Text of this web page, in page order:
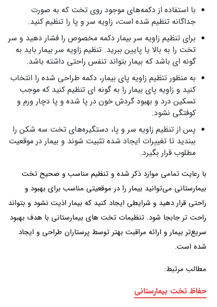
با استفاده از دکمه‌های موجود روی تخت که به صورت
جداگانه تنظیم شده است، زاویه سر و پا را تنظیم کنید.
برای تنظیم زاویه سر بیمار دکمه مخصوص را فشار دهید و سر
تخت را به بالا یا پایین ببرید. تنظیم زاویه سر بیمار باید به
گونه ای باشد که بیمار بتواند تنفس راحتی داشته باشد.
به منظور تنظیم زاویه پای بیمار، دکمه طراحی شده را انتخاب
کنید و زاویه پای بیمار را به گونه ای تنظیم کنید که موجب
تسکین درد و بهبود گردش خون در پا شده و پا دچار ورم و
کوفتگی نشود.
پس از تنظیم زاویه سر و پا، دستگیره‌های تخت سه شکن را
ببندید تا تغییرات ایجاد شده تثبیت شوند و بیمار در موقعیت
مطلوب قرار بگیرد.
با رعایت تمامی موارد ذکر شده و تنظیم مناسب و صحیح تخت
بیمارستانی می‌توانید بیمار را در موقعیتی مناسب برای بهبود و
راحتی قرار دهید و شرایطی ایجاد کنید که بیمار اذیت نشود و بتواند
راحت تر جابجا شود. تنظیمات تخت های بیمارستانی با هدف بهبود
سریع‌تر بیمار و ارائه مراقبت بهتر توسط پرستاران طراحی و ایجاد
شده است.
مطالب مرتبط:
حفاظ تخت بیمارستانی